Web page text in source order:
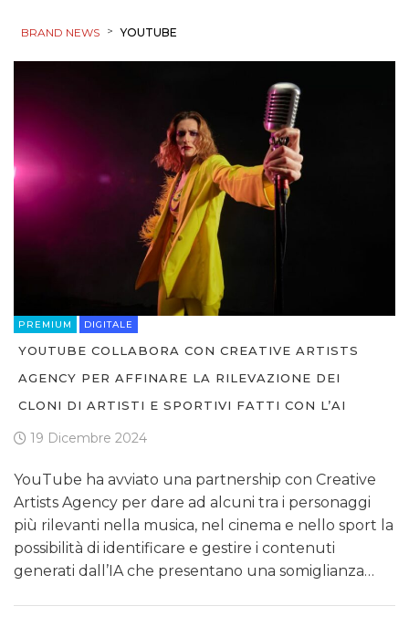
BRAND NEWS > YOUTUBE
PREMIUM DIGITALE
YOUTUBE COLLABORA CON CREATIVE ARTISTS
AGENCY PER AFFINARE LA RILEVAZIONE DEI
CLONI DI ARTISTI E SPORTIVI FATTI CON L’AI
19 Dicembre 2024
YouTube ha avviato una partnership con Creative
Artists Agency per dare ad alcuni tra i personaggi
più rilevanti nella musica, nel cinema e nello sport la
possibilità di identificare e gestire i contenuti
generati dall’IA che presentano una somiglianza…